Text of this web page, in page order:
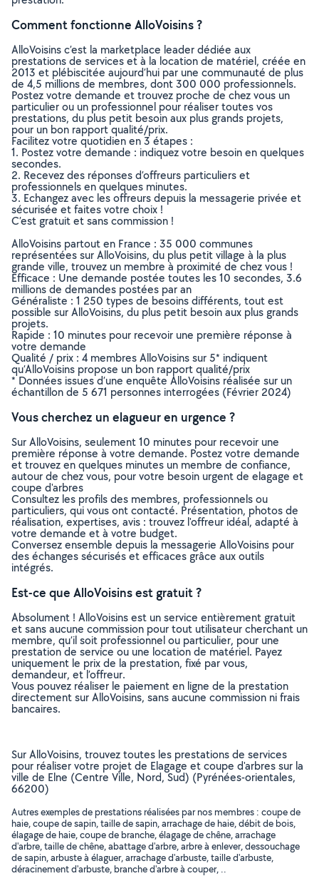
Comment fonctionne AlloVoisins ?
AlloVoisins c’est la marketplace leader dédiée aux
prestations de services et à la location de matériel, créée en
2013 et plébiscitée aujourd’hui par une communauté de plus
de 4,5 millions de membres, dont 300 000 professionnels.
Postez votre demande et trouvez proche de chez vous un
particulier ou un professionnel pour réaliser toutes vos
prestations, du plus petit besoin aux plus grands projets,
pour un bon rapport qualité/prix.
Facilitez votre quotidien en 3 étapes :
1. Postez votre demande : indiquez votre besoin en quelques
secondes.
2. Recevez des réponses d’offreurs particuliers et
professionnels en quelques minutes.
3. Echangez avec les offreurs depuis la messagerie privée et
sécurisée et faites votre choix !
C’est gratuit et sans commission !
AlloVoisins partout en France : 35 000 communes
représentées sur AlloVoisins, du plus petit village à la plus
grande ville, trouvez un membre à proximité de chez vous !
Efficace : Une demande postée toutes les 10 secondes, 3.6
millions de demandes postées par an
Généraliste : 1 250 types de besoins différents, tout est
possible sur AlloVoisins, du plus petit besoin aux plus grands
projets.
Rapide : 10 minutes pour recevoir une première réponse à
votre demande
Qualité / prix : 4 membres AlloVoisins sur 5* indiquent
qu’AlloVoisins propose un bon rapport qualité/prix
* Données issues d’une enquête AlloVoisins réalisée sur un
échantillon de 5 671 personnes interrogées (Février 2024)
Vous cherchez un elagueur en urgence ?
Sur AlloVoisins, seulement 10 minutes pour recevoir une
première réponse à votre demande. Postez votre demande
et trouvez en quelques minutes un membre de confiance,
autour de chez vous, pour votre besoin urgent de elagage et
coupe d'arbres
Consultez les profils des membres, professionnels ou
particuliers, qui vous ont contacté. Présentation, photos de
réalisation, expertises, avis : trouvez l'offreur idéal, adapté à
votre demande et à votre budget.
Conversez ensemble depuis la messagerie AlloVoisins pour
des échanges sécurisés et efficaces grâce aux outils
intégrés.
Est-ce que AlloVoisins est gratuit ?
Absolument ! AlloVoisins est un service entièrement gratuit
et sans aucune commission pour tout utilisateur cherchant un
membre, qu’il soit professionnel ou particulier, pour une
prestation de service ou une location de matériel. Payez
uniquement le prix de la prestation, fixé par vous,
demandeur, et l’offreur.
Vous pouvez réaliser le paiement en ligne de la prestation
directement sur AlloVoisins, sans aucune commission ni frais
bancaires.
Sur AlloVoisins, trouvez toutes les prestations de services
pour réaliser votre projet de Elagage et coupe d'arbres sur la
ville de Elne (Centre Ville, Nord, Sud) (Pyrénées-orientales,
66200)
Autres exemples de prestations réalisées par nos membres : coupe de
haie, coupe de sapin, taille de sapin, arrachage de haie, débit de bois,
élagage de haie, coupe de branche, élagage de chêne, arrachage
d'arbre, taille de chêne, abattage d'arbre, arbre à enlever, dessouchage
de sapin, arbuste à élaguer, arrachage d'arbuste, taille d'arbuste,
déracinement d'arbuste, branche d'arbre à couper, ..